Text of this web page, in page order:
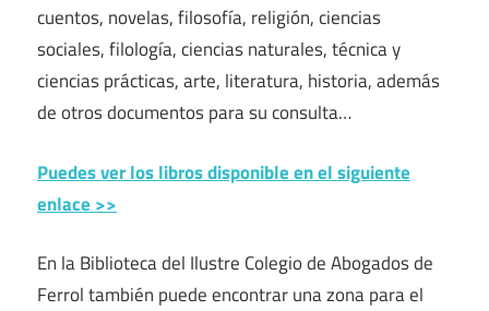
cuentos, novelas, filosofía, religión, ciencias
sociales, filología, ciencias naturales, técnica y
ciencias prácticas, arte, literatura, historia, además
de otros documentos para su consulta…
Puedes ver los libros disponible en el siguiente
enlace >>
En la Biblioteca del Ilustre Colegio de Abogados de
Ferrol también puede encontrar una zona para el